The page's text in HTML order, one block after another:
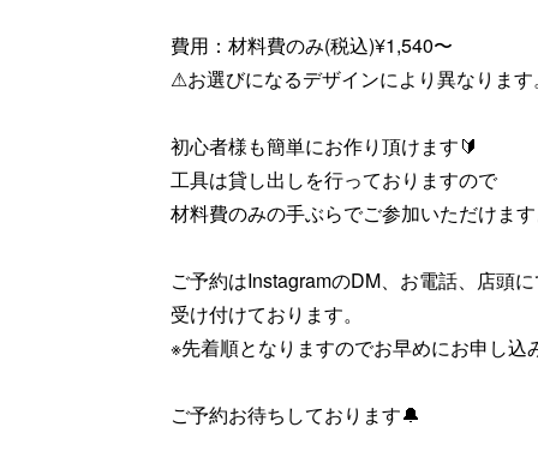
費用：材料費のみ(税込)¥1,540〜
⚠︎お選びになるデザインにより異なります。
初心者様も簡単にお作り頂けます🔰
工具は貸し出しを行っておりますので
材料費のみの手ぶらでご参加いただけま
ご予約はInstagramのDM、お電話、店頭に
受け付けております。
※先着順となりますのでお早めにお申し込
ご予約お待ちしております🔔